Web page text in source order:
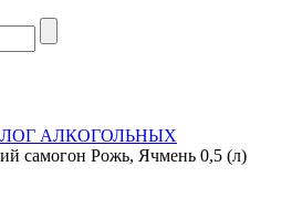
АЛКОГОЛЬНЫХ
самогон Рожь, Ячмень 0,5 (л)